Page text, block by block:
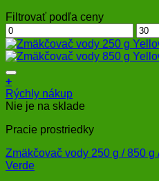
Filtrovať podľa ceny
Minimálna
cena
cena
+
Tento
produkt
viacero
Možnosti
si
Rýchly nákup
Nie je na sklade
Pracie prostriedky
Zmäkčovač vody 250 g / 850
Verde